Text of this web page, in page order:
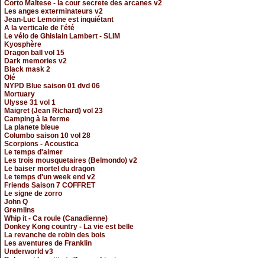
Corto Maltese - la cour secrete des arcanes v2
Les anges exterminateurs v2
Jean-Luc Lemoine est inquiétant
A la verticale de l'été
Le vélo de Ghislain Lambert - SLIM
Kyosphère
Dragon ball vol 15
Dark memories v2
Black mask 2
Olé
NYPD Blue saison 01 dvd 06
Mortuary
Ulysse 31 vol 1
Maigret (Jean Richard) vol 23
Camping à la ferme
La planete bleue
Columbo saison 10 vol 28
Scorpions - Acoustica
Le temps d'aimer
Les trois mousquetaires (Belmondo) v2
Le baiser mortel du dragon
Le temps d'un week end v2
Friends Saison 7 COFFRET
Le signe de zorro
John Q
Gremlins
Whip it - Ca roule (Canadienne)
Donkey Kong country - La vie est belle
La revanche de robin des bois
Les aventures de Franklin
Underworld v3